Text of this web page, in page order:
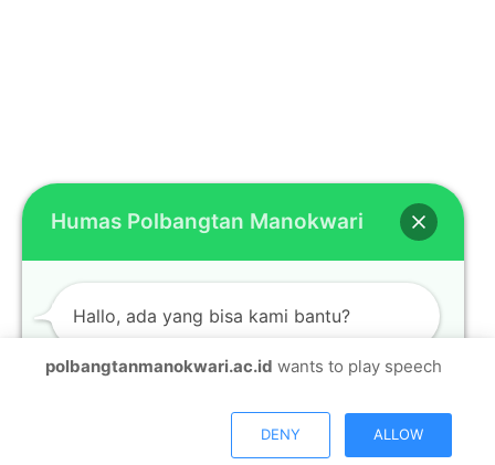
Humas Polbangtan Manokwari
Hallo, ada yang bisa kami bantu?
polbangtanmanokwari.ac.id wants to play speech
DENY ALLOW